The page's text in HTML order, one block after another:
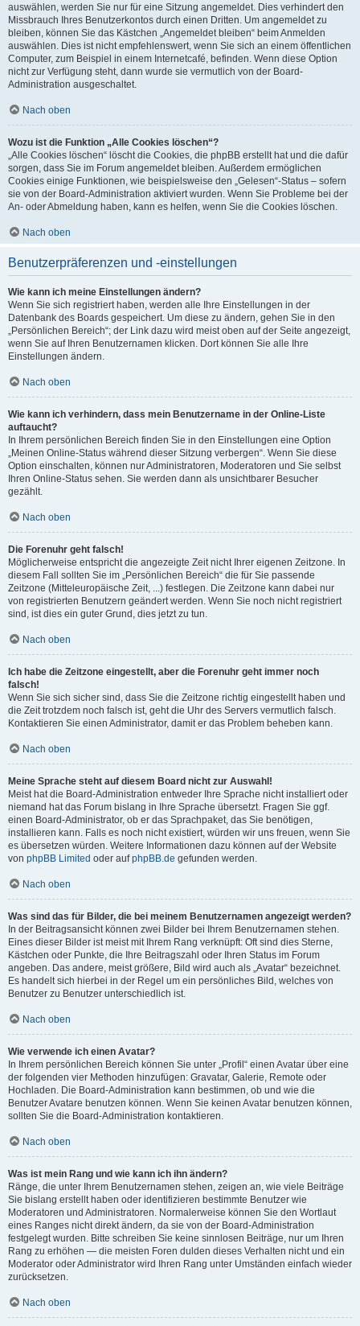
auswählen, werden Sie nur für eine Sitzung angemeldet. Dies verhindert den
Missbrauch Ihres Benutzerkontos durch einen Dritten. Um angemeldet zu
bleiben, können Sie das Kästchen „Angemeldet bleiben“ beim Anmelden
auswählen. Dies ist nicht empfehlenswert, wenn Sie sich an einem öffentlichen
Computer, zum Beispiel in einem Internetcafé, befinden. Wenn diese Option
nicht zur Verfügung steht, dann wurde sie vermutlich von der Board-
Administration ausgeschaltet.
Nach oben
Wozu ist die Funktion „Alle Cookies löschen“?
„Alle Cookies löschen“ löscht die Cookies, die phpBB erstellt hat und die dafür
sorgen, dass Sie im Forum angemeldet bleiben. Außerdem ermöglichen
Cookies einige Funktionen, wie beispielsweise den „Gelesen“-Status – sofern
sie von der Board-Administration aktiviert wurden. Wenn Sie Probleme bei der
An- oder Abmeldung haben, kann es helfen, wenn Sie die Cookies löschen.
Nach oben
Benutzerpräferenzen und -einstellungen
Wie kann ich meine Einstellungen ändern?
Wenn Sie sich registriert haben, werden alle Ihre Einstellungen in der
Datenbank des Boards gespeichert. Um diese zu ändern, gehen Sie in den
„Persönlichen Bereich“; der Link dazu wird meist oben auf der Seite angezeigt,
wenn Sie auf Ihren Benutzernamen klicken. Dort können Sie alle Ihre
Einstellungen ändern.
Nach oben
Wie kann ich verhindern, dass mein Benutzername in der Online-Liste
auftaucht?
In Ihrem persönlichen Bereich finden Sie in den Einstellungen eine Option
„Meinen Online-Status während dieser Sitzung verbergen“. Wenn Sie diese
Option einschalten, können nur Administratoren, Moderatoren und Sie selbst
Ihren Online-Status sehen. Sie werden dann als unsichtbarer Besucher
gezählt.
Nach oben
Die Forenuhr geht falsch!
Möglicherweise entspricht die angezeigte Zeit nicht Ihrer eigenen Zeitzone. In
diesem Fall sollten Sie im „Persönlichen Bereich“ die für Sie passende
Zeitzone (Mitteleuropäische Zeit, ...) festlegen. Die Zeitzone kann dabei nur
von registrierten Benutzern geändert werden. Wenn Sie noch nicht registriert
sind, ist dies ein guter Grund, dies jetzt zu tun.
Nach oben
Ich habe die Zeitzone eingestellt, aber die Forenuhr geht immer noch
falsch!
Wenn Sie sich sicher sind, dass Sie die Zeitzone richtig eingestellt haben und
die Zeit trotzdem noch falsch ist, geht die Uhr des Servers vermutlich falsch.
Kontaktieren Sie einen Administrator, damit er das Problem beheben kann.
Nach oben
Meine Sprache steht auf diesem Board nicht zur Auswahl!
Meist hat die Board-Administration entweder Ihre Sprache nicht installiert oder
niemand hat das Forum bislang in Ihre Sprache übersetzt. Fragen Sie ggf.
einen Board-Administrator, ob er das Sprachpaket, das Sie benötigen,
installieren kann. Falls es noch nicht existiert, würden wir uns freuen, wenn Sie
es übersetzen würden. Weitere Informationen dazu können auf der Website
von phpBB Limited oder aufphpBB.de gefunden werden.
Nach oben
Was sind das für Bilder, die bei meinem Benutzernamen angezeigt werden?
In der Beitragsansicht können zwei Bilder bei Ihrem Benutzernamen stehen.
Eines dieser Bilder ist meist mit Ihrem Rang verknüpft: Oft sind dies Sterne,
Kästchen oder Punkte, die Ihre Beitragszahl oder Ihren Status im Forum
angeben. Das andere, meist größere, Bild wird auch als „Avatar“ bezeichnet.
Es handelt sich hierbei in der Regel um ein persönliches Bild, welches von
Benutzer zu Benutzer unterschiedlich ist.
Nach oben
Wie verwende ich einen Avatar?
In Ihrem persönlichen Bereich können Sie unter „Profil“ einen Avatar über eine
der folgenden vier Methoden hinzufügen: Gravatar, Galerie, Remote oder
Hochladen. Die Board-Administration kann bestimmen, ob und wie die
Benutzer Avatare benutzen können. Wenn Sie keinen Avatar benutzen können,
sollten Sie die Board-Administration kontaktieren.
Nach oben
Was ist mein Rang und wie kann ich ihn ändern?
Ränge, die unter Ihrem Benutzernamen stehen, zeigen an, wie viele Beiträge
Sie bislang erstellt haben oder identifizieren bestimmte Benutzer wie
Moderatoren und Administratoren. Normalerweise können Sie den Wortlaut
eines Ranges nicht direkt ändern, da sie von der Board-Administration
festgelegt wurden. Bitte schreiben Sie keine sinnlosen Beiträge, nur um Ihren
Rang zu erhöhen — die meisten Foren dulden dieses Verhalten nicht und ein
Moderator oder Administrator wird Ihren Rang unter Umständen einfach wieder
zurücksetzen.
Nach oben